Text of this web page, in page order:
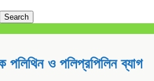
পলিথিন ও পলিপ্রপিলিন ব্যাগ